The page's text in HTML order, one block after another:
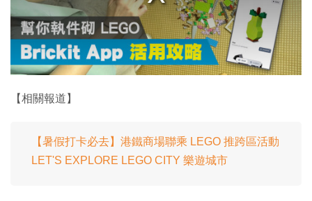
d
o
.
【相關報道】
【暑假打卡必去】港鐵商場聯乘 LEGO 推跨區活動
LET'S EXPLORE LEGO CITY 樂遊城市